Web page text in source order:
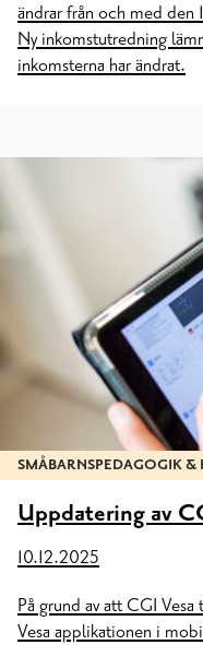
ändrar från och med den
Ny inkomstutredning
inkomsterna har ändrat.
SMÅBARNSPEDAGOGIK &
Uppdatering av
10.12.2025
På grund av att CGI
Vesa applikationen i